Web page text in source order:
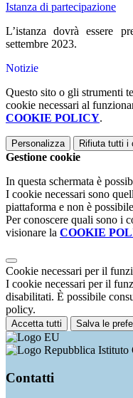
Istanza di partecipazione
L’istanza dovrà essere
settembre 2023.
Notizie
Questo sito o gli strumenti
cookie necessari al
COOKIE POLICY.
Personalizza Rifiuta tutti i
Gestione cookie
In questa schermata è
I cookie necessari sono
piattaforma e non è
Per conoscere quali sono i
visionare la COOKIE
Cookie necessari per il
I cookie necessari per il
disabilitati. È possibile
policy.
Accetta tutti Salva le
Istituto
Contatti